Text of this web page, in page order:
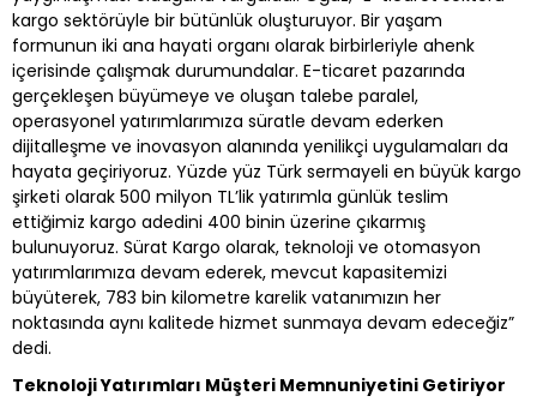
kargo sektörüyle bir bütünlük oluşturuyor. Bir yaşam
formunun iki ana hayati organı olarak birbirleriyle ahenk
içerisinde çalışmak durumundalar. E-ticaret pazarında
gerçekleşen büyümeye ve oluşan talebe paralel,
operasyonel yatırımlarımıza süratle devam ederken
dijitalleşme ve inovasyon alanında yenilikçi uygulamaları da
hayata geçiriyoruz. Yüzde yüz Türk sermayeli en büyük kargo
şirketi olarak 500 milyon TL’lik yatırımla günlük teslim
ettiğimiz kargo adedini 400 binin üzerine çıkarmış
bulunuyoruz. Sürat Kargo olarak, teknoloji ve otomasyon
yatırımlarımıza devam ederek, mevcut kapasitemizi
büyüterek, 783 bin kilometre karelik vatanımızın her
noktasında aynı kalitede hizmet sunmaya devam edeceğiz”
dedi.
Teknoloji Yatırımları Müşteri Memnuniyetini Getiriyor